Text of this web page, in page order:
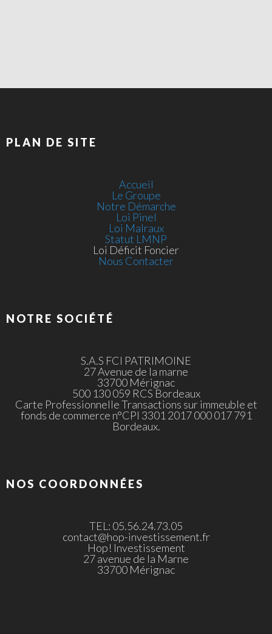
PLAN DE SITE
Accueil
Le Groupe
Notre Démarche
Loi Pinel
Loi Malraux
Statut LMNP
Loi Déficit Foncier
Nous Contacter
NOTRE SOCIÉTÉ
S.A.S FCI PATRIMOINE
27 Avenue de la marne
33700 Mérignac
500 130 059 RCS Bordeaux
Carte Professionnelle Transactions sur immeuble et
fonds de commerce n°CPI 3301 2017 000 017 791
Bordeaux.
NOS COORDONNÉES
TEL: 05.56.24.73.05
contact@hop-investissement.fr
Hop! Investissement
27 avenue de la Marne
33700 Mérignac